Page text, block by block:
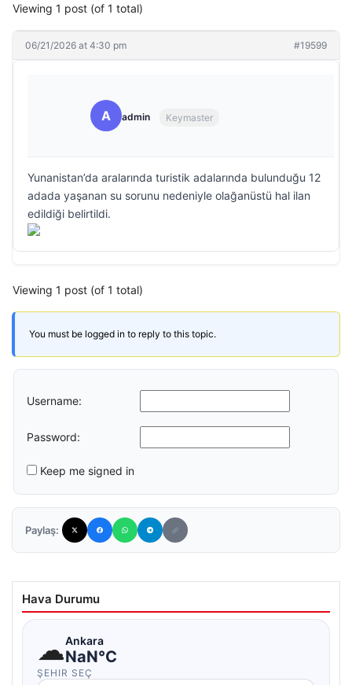
Viewing 1 post (of 1 total)
06/21/2026 at 4:30 pm #19599
A admin Keymaster
Yunanistan’da aralarında turistik adalarında bulunduğu 12
adada yaşanan su sorunu nedeniyle olağanüstü hal ilan
edildiği belirtildi.
Viewing 1 post (of 1 total)
You must be logged in to reply to this topic.
Username:
Password:
Keep me signed in
Paylaş:
Hava Durumu
☁Ankara
NaN°C
ŞEHIR SEÇ